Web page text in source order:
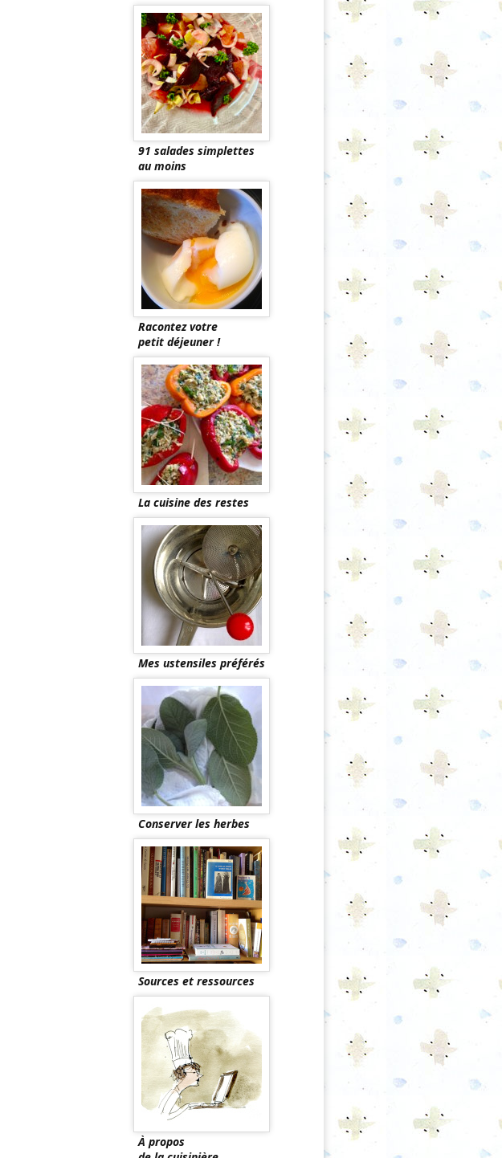
91 salades simplettes
au moins
Racontez votre
petit déjeuner !
La cuisine des restes
Mes ustensiles préférés
Conserver les herbes
Sources et ressources
À propos